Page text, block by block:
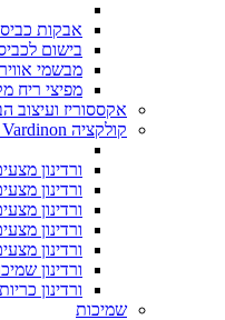
אבקות
בישום
מבשמי
מפיצי ריח
אקססוריז ועיצוב
קולקציה Vardinon - ורדינון
ורדינון מצעים
ורדינון מצעים
ורדינון מצעים
ורדינון מצעים
ורדינון מצעים
ורדינון
ורדינון כריות
שמיכות